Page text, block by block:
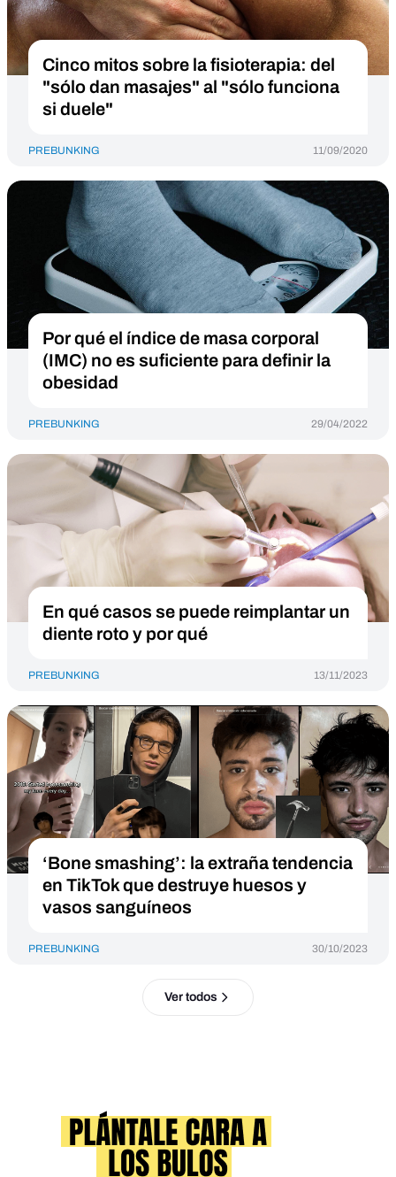
Cinco mitos sobre la fisioterapia: del
"sólo dan masajes" al "sólo funciona
si duele"
PREBUNKING 11/09/2020
Por qué el índice de masa corporal
(IMC) no es suficiente para definir la
obesidad
PREBUNKING 29/04/2022
En qué casos se puede reimplantar un
diente roto y por qué
PREBUNKING 13/11/2023
‘Bone smashing’: la extraña tendencia
en TikTok que destruye huesos y
vasos sanguíneos
PREBUNKING 30/10/2023
Ver todos